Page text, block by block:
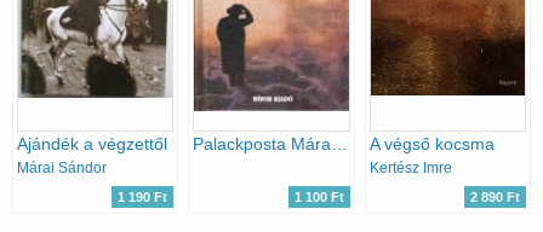
Ajándék a végzettől
Márai Sándor
1 190 Ft
Palackposta Márai Sándortól
1 100 Ft
A végső kocsma
Kertész Imre
2 890 Ft